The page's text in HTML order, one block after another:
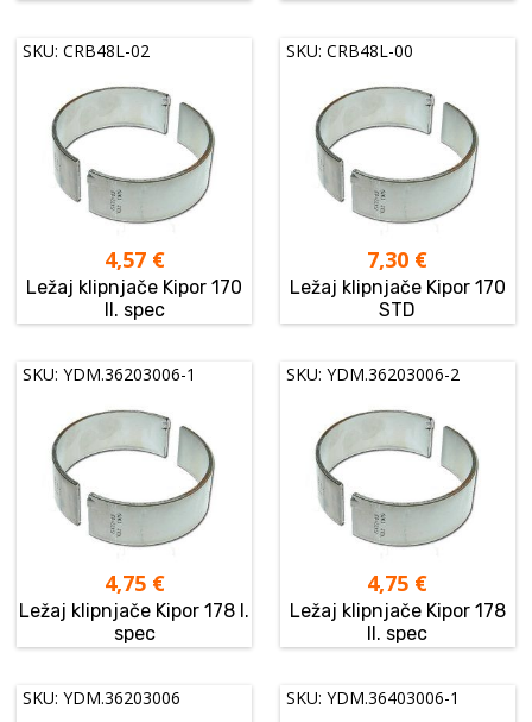
SKU: CRB48L-02
4,57 €
Ležaj klipnjače Kipor 170
II. spec
SKU: CRB48L-00
7,30 €
Ležaj klipnjače Kipor 170
STD
SKU: YDM.36203006-1
4,75 €
Ležaj klipnjače Kipor 178 I.
spec
SKU: YDM.36203006-2
4,75 €
Ležaj klipnjače Kipor 178
II. spec
SKU: YDM.36203006 SKU: YDM.36403006-1